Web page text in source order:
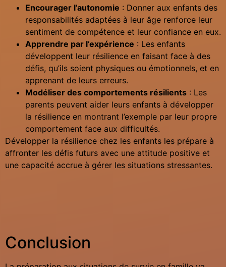
Encourager l’autonomie : Donner aux enfants des
responsabilités adaptées à leur âge renforce leur
sentiment de compétence et leur confiance en eux.
Apprendre par l’expérience : Les enfants
développent leur résilience en faisant face à des
défis, qu’ils soient physiques ou émotionnels, et en
apprenant de leurs erreurs.
Modéliser des comportements résilients : Les
parents peuvent aider leurs enfants à développer
la résilience en montrant l’exemple par leur propre
comportement face aux difficultés.
Développer la résilience chez les enfants les prépare à
affronter les défis futurs avec une attitude positive et
une capacité accrue à gérer les situations stressantes.
Conclusion